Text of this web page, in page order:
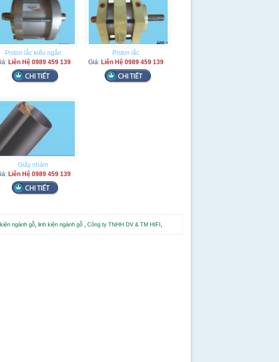
Piston lắc kiểu ngắn
Liên Hệ 0989 459 139
Piston lắc
Giá: Liên Hệ 0989 459 139
Giấy nhám
Liên Hệ 0989 459 139
kiện ngành gỗ, linh kiện ngành gỗ , Công ty TNHH DV & TM HIFI ,